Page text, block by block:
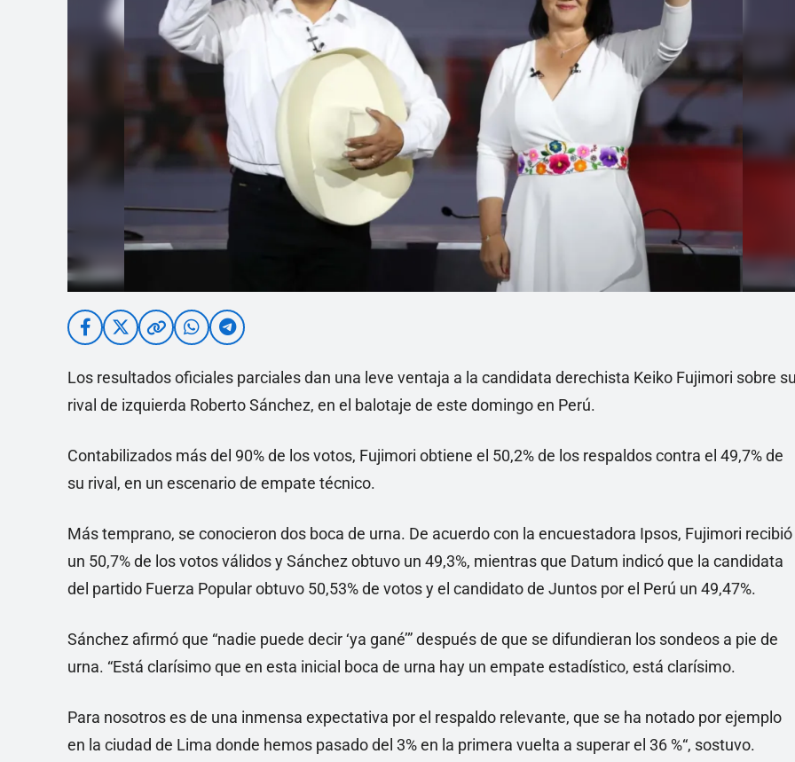
Los resultados oficiales parciales dan una leve ventaja a la candidata derechista Keiko Fujimori sobre
rival de izquierda Roberto Sánchez, en el balotaje de este domingo en Perú.
Contabilizados más del 90% de los votos, Fujimori obtiene el 50,2% de los respaldos contra el 49,7% de
su rival, en un escenario de empate técnico.
Más temprano, se conocieron dos boca de urna. De acuerdo con la encuestadora Ipsos, Fujimori recibió
un 50,7% de los votos válidos y Sánchez obtuvo un 49,3%, mientras que Datum indicó que la candidata
del partido Fuerza Popular obtuvo 50,53% de votos y el candidato de Juntos por el Perú un 49,47%.
Sánchez afirmó que “nadie puede decir ‘ya gané’” después de que se difundieran los sondeos a pie de
urna. “Está clarísimo que en esta inicial boca de urna hay un empate estadístico, está clarísimo.
Para nosotros es de una inmensa expectativa por el respaldo relevante, que se ha notado por ejemplo
en la ciudad de Lima donde hemos pasado del 3% en la primera vuelta a superar el 36 %“, sostuvo.